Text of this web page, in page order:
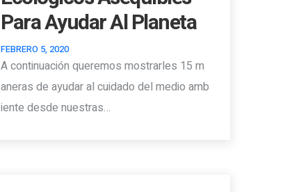
Para Ayudar Al Planeta
FEBRERO 5, 2020
A continuación queremos mostrarles 15 m
aneras de ayudar al cuidado del medio amb
iente desde nuestras…